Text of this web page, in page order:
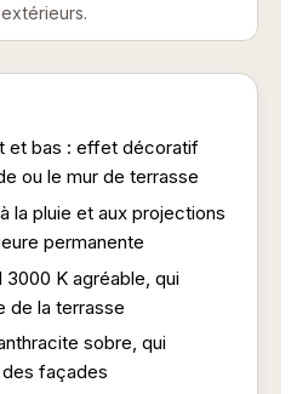
et bas : effet décoratif
ou le mur de terrasse
la pluie et aux projections
permanente
K agréable, qui
de la terrasse
sobre, qui
façades